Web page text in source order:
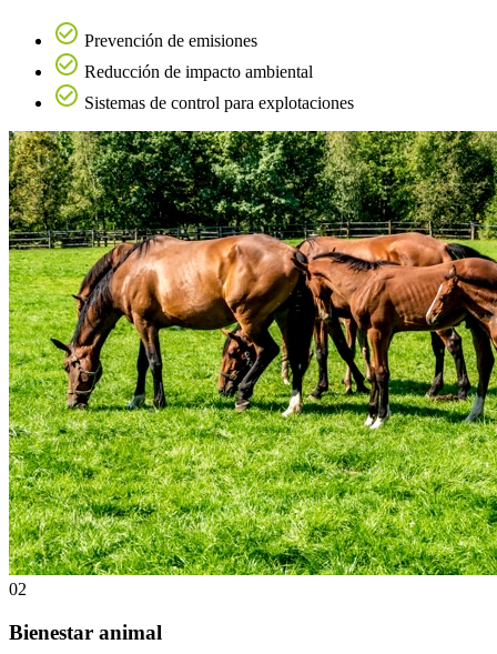
Prevención de emisiones
Reducción de impacto ambiental
Sistemas de control para explotaciones
02
Bienestar animal